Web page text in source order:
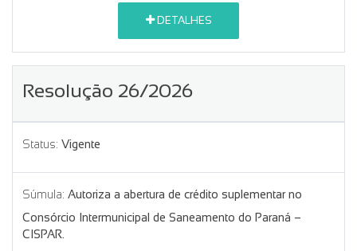
DETALHES
Resolução 26/2026
Status: Vigente
Súmula: Autoriza a abertura de crédito suplementar no
Consórcio Intermunicipal de Saneamento do Paraná –
CISPAR.